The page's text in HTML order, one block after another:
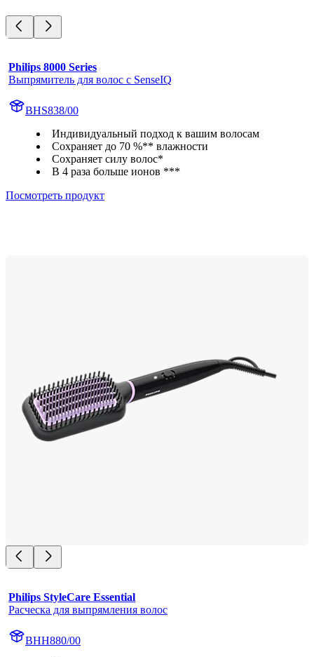
Philips 8000 Series
Выпрямитель для волос с SenseIQ
BHS838/00
Индивидуальный подход к вашим волосам
Сохраняет до 70 %** влажности
Сохраняет силу волос*
В 4 раза больше ионов ***
Посмотреть продукт
Philips StyleCare Essential
Расческа для выпрямления волос
BHH880/00